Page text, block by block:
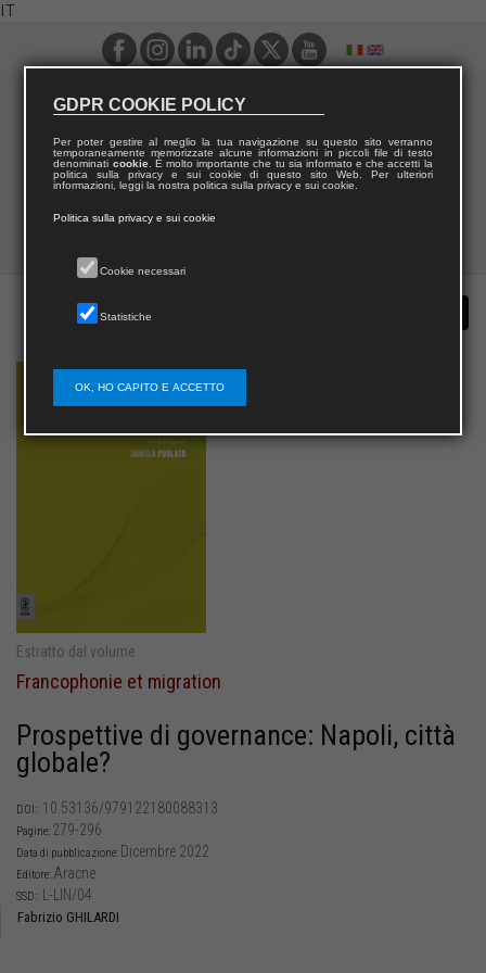
IT
Estratto dal volume
Francophonie et migration
Prospettive di governance: Napoli, città
globale?
DOI: 10.53136/979122180088313
Pagine: 279-296
Data di pubblicazione: Dicembre 2022
Editore: Aracne
SSD: L-LIN/04
Fabrizio GHILARDI
GDPR COOKIE POLICY
Per poter gestire al meglio la tua navigazione su questo sito verranno
temporaneamente memorizzate alcune informazioni in piccoli file di testo
denominati cookie. È molto importante che tu sia informato e che accetti la
politica sulla privacy e sui cookie di questo sito Web. Per ulteriori
informazioni, leggi la nostra politica sulla privacy e sui cookie.
Politica sulla privacy e sui cookie
Cookie necessari
Statistiche
OK, HO CAPITO E ACCETTO